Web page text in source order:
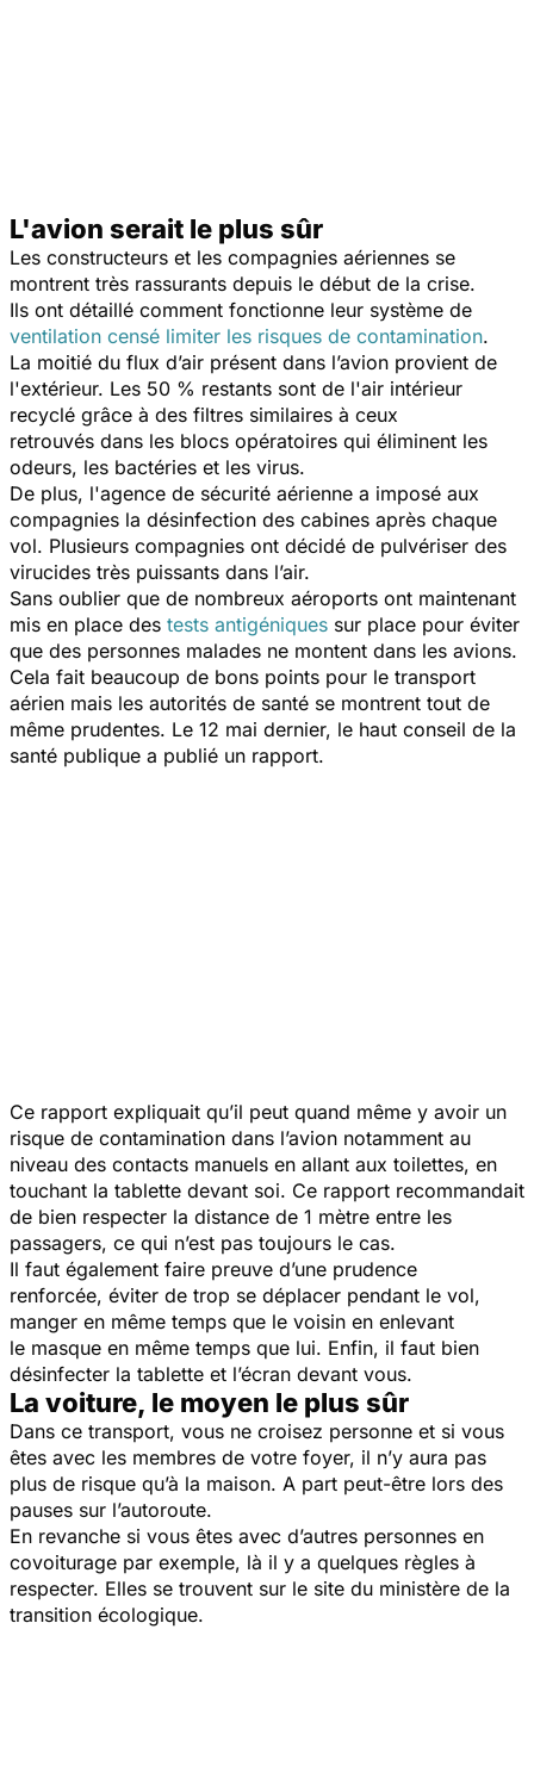
L'avion serait le plus sûr
Les constructeurs et les compagnies aériennes se
montrent très rassurants depuis le début de la crise.
Ils ont détaillé comment fonctionne leur système de
ventilation censé limiter les risques de contamination.
La moitié du flux d’air présent dans l’avion provient de
l'extérieur. Les 50 % restants sont de l'air intérieur
recyclé grâce à des filtres similaires à ceux
retrouvés dans les blocs opératoires qui éliminent les
odeurs, les bactéries et les virus.
De plus, l'agence de sécurité aérienne a imposé aux
compagnies la désinfection des cabines après chaque
vol. Plusieurs compagnies ont décidé de pulvériser des
virucides très puissants dans l’air.
Sans oublier que de nombreux aéroports ont maintenant
mis en place des tests antigéniques sur place pour éviter
que des personnes malades ne montent dans les avions.
Cela fait beaucoup de bons points pour le transport
aérien mais les autorités de santé se montrent tout de
même prudentes. Le 12 mai dernier, le haut conseil de la
santé publique a publié un rapport.
Ce rapport expliquait qu’il peut quand même y avoir un
risque de contamination dans l’avion notamment au
niveau des contacts manuels en allant aux toilettes, en
touchant la tablette devant soi. Ce rapport recommandait
de bien respecter la distance de 1 mètre entre les
passagers, ce qui n’est pas toujours le cas.
Il faut également faire preuve d’une prudence
renforcée, éviter de trop se déplacer pendant le vol,
manger en même temps que le voisin en enlevant
le masque en même temps que lui. Enfin, il faut bien
désinfecter la tablette et l’écran devant vous.
La voiture, le moyen le plus sûr
Dans ce transport, vous ne croisez personne et si vous
êtes avec les membres de votre foyer, il n’y aura pas
plus de risque qu’à la maison. A part peut-être lors des
pauses sur l’autoroute.
En revanche si vous êtes avec d’autres personnes en
covoiturage par exemple, là il y a quelques règles à
respecter. Elles se trouvent sur le site du ministère de la
transition écologique.